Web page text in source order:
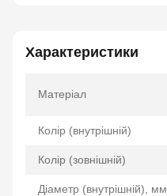
Характеристики
Матеріал
Колір (внутрішній)
Колір (зовнішній)
Діаметр (внутрішній), мм